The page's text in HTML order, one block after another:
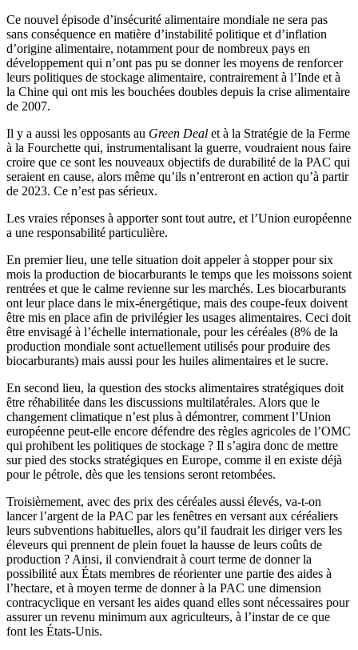
Ce nouvel épisode d’insécurité alimentaire mondiale ne sera pas
sans conséquence en matière d’instabilité politique et d’inflation
d’origine alimentaire, notamment pour de nombreux pays en
développement qui n’ont pas pu se donner les moyens de renforcer
leurs politiques de stockage alimentaire, contrairement à l’Inde et à
la Chine qui ont mis les bouchées doubles depuis la crise alimentaire
de 2007.
Il y a aussi les opposants au Green Deal et à la Stratégie de la Ferme
à la Fourchette qui, instrumentalisant la guerre, voudraient nous faire
croire que ce sont les nouveaux objectifs de durabilité de la PAC qui
seraient en cause, alors même qu’ils n’entreront en action qu’à partir
de 2023. Ce n’est pas sérieux.
Les vraies réponses à apporter sont tout autre, et l’Union européenne
a une responsabilité particulière.
En premier lieu, une telle situation doit appeler à stopper pour six
mois la production de biocarburants le temps que les moissons soient
rentrées et que le calme revienne sur les marchés. Les biocarburants
ont leur place dans le mix-énergétique, mais des coupe-feux doivent
être mis en place afin de privilégier les usages alimentaires. Ceci doit
être envisagé à l’échelle internationale, pour les céréales (8% de la
production mondiale sont actuellement utilisés pour produire des
biocarburants) mais aussi pour les huiles alimentaires et le sucre.
En second lieu, la question des stocks alimentaires stratégiques doit
être réhabilitée dans les discussions multilatérales. Alors que le
changement climatique n’est plus à démontrer, comment l’Union
européenne peut-elle encore défendre des règles agricoles de l’OMC
qui prohibent les politiques de stockage ? Il s’agira donc de mettre
sur pied des stocks stratégiques en Europe, comme il en existe déjà
pour le pétrole, dès que les tensions seront retombées.
Troisièmement, avec des prix des céréales aussi élevés, va-t-on
lancer l’argent de la PAC par les fenêtres en versant aux céréaliers
leurs subventions habituelles, alors qu’il faudrait les diriger vers les
éleveurs qui prennent de plein fouet la hausse de leurs coûts de
production ? Ainsi, il conviendrait à court terme de donner la
possibilité aux États membres de réorienter une partie des aides à
l’hectare, et à moyen terme de donner à la PAC une dimension
contracyclique en versant les aides quand elles sont nécessaires pour
assurer un revenu minimum aux agriculteurs, à l’instar de ce que
font les États-Unis.